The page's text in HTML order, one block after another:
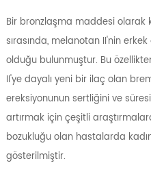
Bir bronzlaşma maddesi olarak
sırasında, melanotan II'nin erkek
olduğu bulunmuştur. Bu
II'ye dayalı yeni bir ilaç olan
ereksiyonunun sertliğini ve
artırmak için çeşitli
bozukluğu olan hastalarda
gösterilmiştir.